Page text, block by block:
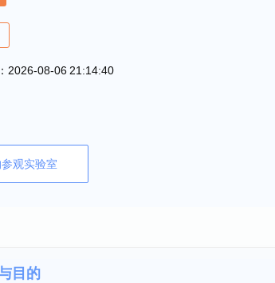
2026-08-06 21:14:40
观实验室
目的